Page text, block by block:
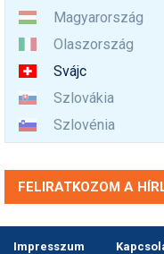
Magyarország
Olaszország
Svájc
Szlovákia
Szlovénia
FELIRATKOZOM A
Impresszum